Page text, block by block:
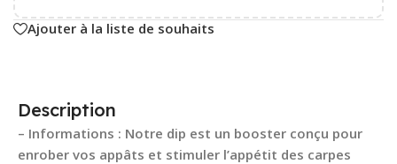
Ajouter à la liste de souhaits
Description
– Informations : Notre dip est un booster conçu pour
enrober vos appâts et stimuler l’appétit des carpes